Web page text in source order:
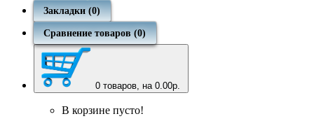
Закладки (0)
Сравнение товаров (0)
0 товаров, на 0.00р.
В корзине пусто!